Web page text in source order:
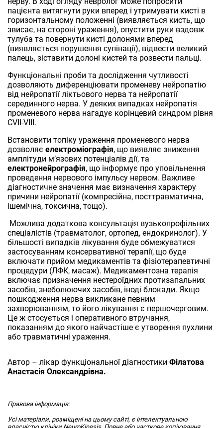
пацієнта витягнути руки вперед і утримувати кисті в
горизонтальному положенні (виявляється кисть, що
звисає, на стороні ураження), опустити руки вздовж
тулуба та повернути кисті долонями вперед
(виявляється порушення супінації), відвести великий
палець, зіставити долоні кистей та розвести пальці.
Функціональні проби та дослідження чутливості
дозволяють диференціювати променеву нейропатію
від нейропатії ліктьового нерва та нейропатії
серединного нерва. У деяких випадках нейропатія
променевого нерва нагадує корінцевий синдром рівня
CVII-VIII.
Встановити топіку ураження променевого нерва
дозволяє електроміографія, що виявляє зниження
амплітуди м’язових потенціалів дії, та
електронейрографія, що інформує про уповільнення
проведення нервового імпульсу нервом. Важливе
діагностичне значення має визначення характеру
причини нейропатії (компресійна, посттравматична,
ішемічна, токсична, тощо).
Можлива додаткова консультація вузькопрофільних
спеціалістів (травматолог, ортопед, ендокринолог). У
більшості випадків лікування буде обмежуватися
застосуванням консервативної терапії, що буде
включати прийом медикаментів та фізіотерапевтичні
процедури (ЛФК, масаж). Медикаментозна терапія
включає призначення нестероїдних протизапальних
засобів, знеболюючих засобів, іноді блокади. Якщо
пошкодження нерва викликане певним
захворюванням, то його лікування є першочерговим.
Це ж стосується і оперативного втручання,
показанням до якого найчастіше є утворення пухлини
або травматичні ураження.
Автор – лікар функціональної діагностики Філатова
Анастасія Олександрівна.
Правова інформація:
Усі матеріали, розміщені на цьому сайті, є інтелектуальною